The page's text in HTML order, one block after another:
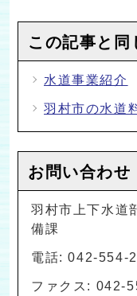
この記事と同
水道事業紹介
羽村市の水道
お問い合わせ
羽村市上下水道
備課
電話: 042-554-
ファクス: 042-